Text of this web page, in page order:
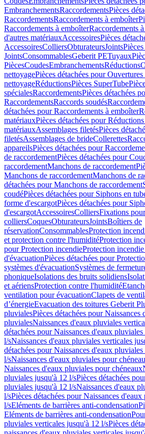
EmbranchementsRaccordementsPièces
RaccordementsRaccordements à emboîter
Raccordements à emboîterRaccordements
d'autres matériauxAccessoiresPièces
AccessoiresColliersObturateursJoints
JointsConsommablesGeberit PETuyaux
PiècesCoudesEmbranchementsRéductions
nettoyagePièces détachées pour Ouvertures
nettoyageRéductionsPièces SuperTube
spécialesRaccordementsPièces détachées
RaccordementsRaccords soudés
détachées pour Raccordements à emboîter
matériauxPièces détachées pour
matériauxAssemblages filetésPièces
filetésAssemblages de brideCollerettes
appareilsPièces détachées pour
de raccordementPièces détachées pour
raccordementManchons de raccordement
Manchons de raccordementManchons de
détachées pour Manchons de raccordement
coudéPièces détachées pour Siphons en
forme d'escargotPièces détachées pour
d'escargotAccessoiresColliersFixations pour
colliersCoquesObturateursJointsBoîtiers de
réservationConsommablesProtection
et protection contre l'humiditéProtection
pour Protection incendieProtection
d'évacuationPièces détachées pour
systèmes d'évacuationSystèmes de
phoniqueIsolations des bruits solidiens
et aériensProtection contre l'humidité
ventilation pour évacuationClapets de
d’énergieEvacuation des toitures Geberit
pluvialesPièces détachées pour Naissances
pluvialesNaissances d'eaux pluviales
détachées pour Naissances d'eaux
l/sNaissances d'eaux pluviales verticales
détachées pour Naissances d'eaux
l/sNaissances d'eaux pluviales pour
Naissances d'eaux pluviales pour chéneaux
pluviales jusqu'à 12 l/sPièces détachées
pluviales jusqu'à 12 l/sNaissances d'eaux
l/sPièces détachées pour Naissances
l/sEléments de barrières anti-condensation
Eléments de barrières anti-condensation
pluviales verticales jusqu'à 12 l/sPièces